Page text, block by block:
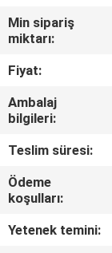
KONTROL
BIZE
ULAŞIN
BIR
TEKLIF
Min sipariş
miktarı:
Fiyat:
Ambalaj
bilgileri:
Teslim süresi:
Ödeme
koşulları:
Yetenek temini: